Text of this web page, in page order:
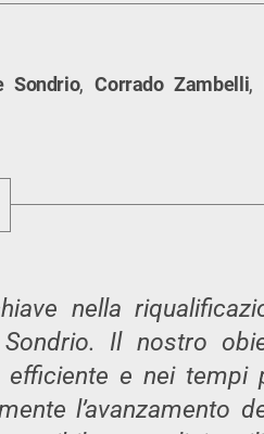
Sondrio,Corrado Zambelli,
nella
Il nostro
e nei tempi
l’avanzamento